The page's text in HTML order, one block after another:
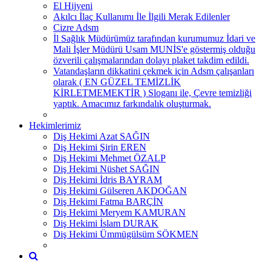
El Hijyeni
Akılcı İlaç Kullanımı İle İlgili Merak Edilenler
Cizre Adsm
İl Sağlık Müdürümüz tarafından kurumumuz İdari ve
Mali İşler Müdürü Usam MUNİS'e göstermiş olduğu
özverili çalışmalarından dolayı plaket takdim edildi.
Vatandaşların dikkatini çekmek için Adsm çalışanları
olarak ( EN GÜZEL TEMİZLİK
KİRLETMEMEKTİR ) Sloganı ile, Çevre temizliği
yaptık. Amacımız farkındalık oluşturmak.
Hekimlerimiz
Diş Hekimi Azat SAĞIN
Diş Hekimi Şirin EREN
Diş Hekimi Mehmet ÖZALP
Diş Hekimi Nüshet SAĞIN
Diş Hekimi İdris BAYRAM
Diş Hekimi Gülseren AKDOĞAN
Diş Hekimi Fatma BARÇİN
Diş Hekimi Meryem KAMURAN
Diş Hekimi İslam DURAK
Diş Hekimi Ümmügülsüm SÖKMEN